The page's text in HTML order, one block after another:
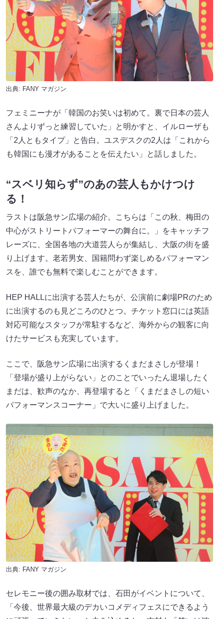
出典: FANY マガジン
フェミニーナが「韓国のお笑いは初めて。裏で日本の芸人
さんよりずっと練習していた」と明かすと、イルローザも
「2人ともタイプ」と告白。ユスデスクの2人は「これから
も韓国にも漫才があることを伝えたい」と話しました。
“スベリ知らず”のあの芸人もかけつけ
る！
ラストは阪急サン広場の紹介。こちらは「この秋、梅田の
中心がストリートパフォーマーの舞台に。」をキャッチフ
レーズに、全国各地の大道芸人らが集結し、大阪の街を盛
り上げます。老若男女、国籍問わず楽しめるパフォーマン
スを、誰でも無料で楽しむことができます。
HEP HALLに出演する芸人たちが、公演前に劇場PRのため
に出演するのも見どころのひとつ。チケット窓口には英語
対応可能なスタッフが常駐するなど、海外からの観客に向
けたサービスも充実しています。
ここで、阪急サン広場に出演するくまだまさしが登場！
「登場が盛り上がらない」とのことでいったん退場したく
まだは、歓声のなか、再登場すると「くまだまさしの短い
パフォーマンスコーナー」で大いに盛り上げました。
出典: FANY マガジン
セレモニー後の囲み取材では、石田がイベントについて、
「今後、世界最大級のデカいコメディフェスにできるよう